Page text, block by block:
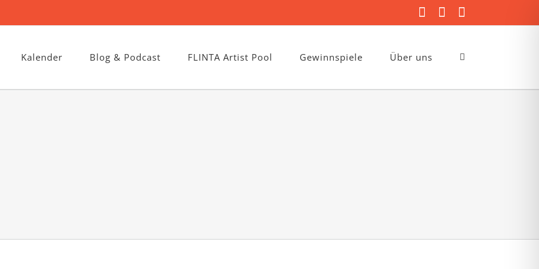
FacebookInstagram
Mail
Kalender Blog & Podcast FLINTA Artist Pool Gewinnspiele Über uns